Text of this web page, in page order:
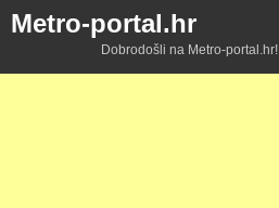
Metro-portal.hr
Dobrodošli na Metro-portal.hr!